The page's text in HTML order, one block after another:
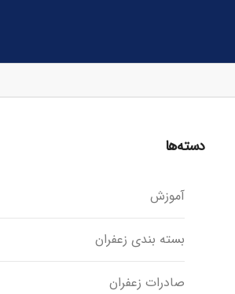
دسته‌ها
آموزش
بسته بندی زعفران
صادرات زعفران